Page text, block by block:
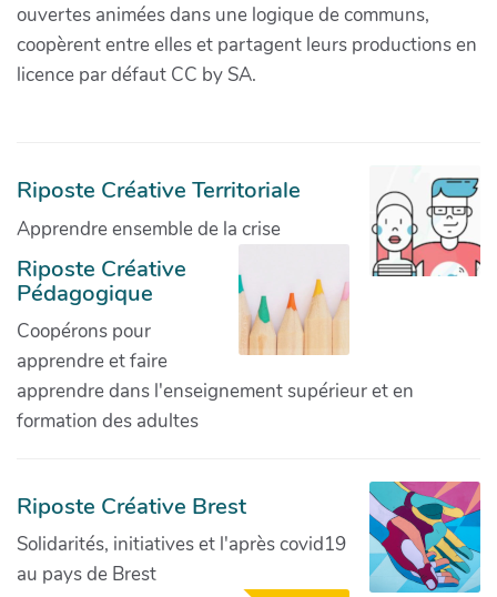
ouvertes animées dans une logique de communs,
coopèrent entre elles et partagent leurs productions en
licence par défaut CC by SA.
Riposte Créative Territoriale
Apprendre ensemble de la crise
Riposte Créative
Pédagogique
Coopérons pour
apprendre et faire
apprendre dans l'enseignement supérieur et en
formation des adultes
Riposte Créative Brest
Solidarités, initiatives et l'après covid19
au pays de Brest